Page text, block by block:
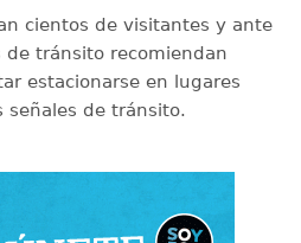
cientos de visitantes y ante
tránsito recomiendan
estacionarse en lugares
señales de tránsito.